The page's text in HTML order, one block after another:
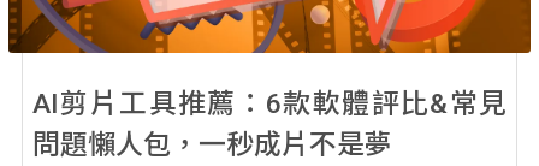
AI剪片工具推薦：6款軟體評比&常見
問題懶人包，一秒成片不是夢